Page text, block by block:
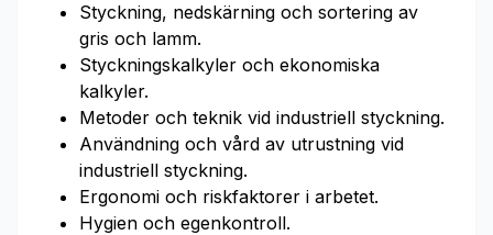
Styckning, nedskärning och sortering av
gris och lamm.
Styckningskalkyler och ekonomiska
kalkyler.
Metoder och teknik vid industriell styckning.
Användning och vård av utrustning vid
industriell styckning.
Ergonomi och riskfaktorer i arbetet.
Hygien och egenkontroll.